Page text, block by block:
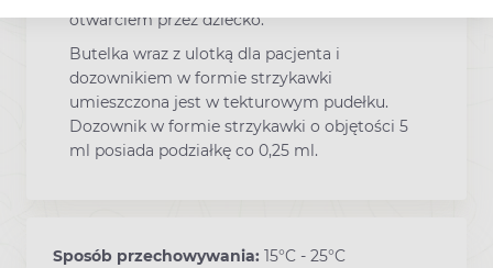
otwarciem przez dziecko.
Butelka wraz z ulotką dla pacjenta i
dozownikiem w formie strzykawki
umieszczona jest w tekturowym pudełku.
Dozownik w formie strzykawki o objętości 5
ml posiada podziałkę co 0,25 ml.
Sposób przechowywania: 15°C - 25°C